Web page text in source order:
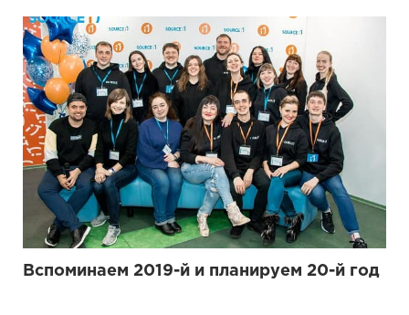
Вспоминаем 2019-й и планируем 20-й год